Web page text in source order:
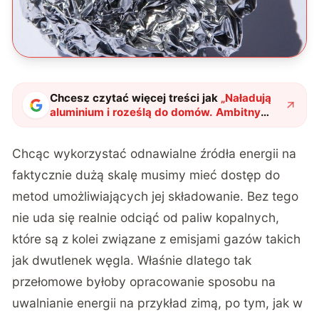
Chcesz czytać więcej treści jak „Naładują
aluminium i roześlą do domów. Ambitny
plan związany z przechowywaniem
Chcąc wykorzystać odnawialne źródła energii na
faktycznie dużą skalę musimy mieć dostęp do
metod umożliwiających jej składowanie. Bez tego
nie uda się realnie odciąć od paliw kopalnych,
które są z kolei związane z emisjami gazów takich
jak dwutlenek węgla. Właśnie dlatego tak
przełomowe byłoby opracowanie sposobu na
uwalnianie energii na przykład zimą, po tym, jak w